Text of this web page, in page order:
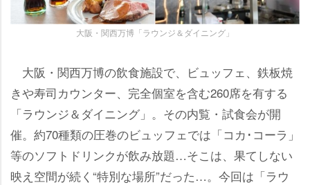
大阪・関西万博「ラウンジ＆ダイニング」
大阪・関西万博の飲食施設で、ビュッフェ、鉄板焼
きや寿司カウンター、完全個室を含む260席を有する
「ラウンジ＆ダイニング」。その内覧・試食会が開
催。約70種類の圧巻のビュッフェでは「コカ･コーラ」
等のソフトドリンクが飲み放題…そこは、果てしない
映え空間が続く“特別な場所”だった…。今回は「ラウ